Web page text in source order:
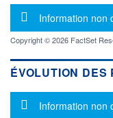
Message
Information non
Copyright © 2026 FactSet
ÉVOLUTION DES
Message
Information non